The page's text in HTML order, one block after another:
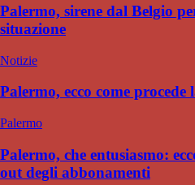
Palermo, sirene dal Belgio
situazione
Notizie
Palermo, ecco come
Palermo
Palermo, che entusiasmo:
out degli abbonamenti